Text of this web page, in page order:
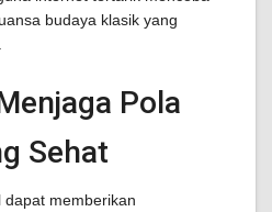
budaya klasik yang
Pola
Sehat
dapat memberikan